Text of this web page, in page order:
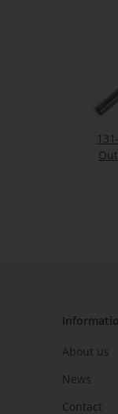
About us
News
Contact